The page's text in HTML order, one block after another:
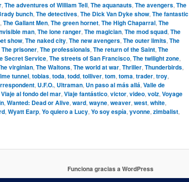
, The adventures of William Tell, The aquanauts, The avengers, The
bunch, The detectives, The Dick Van Dyke show, The fantastic
, The Gallant Men, The green hornet, The High Chaparral, The
man, The lone ranger, The magician, The mod squad, The
show, The naked city, The new avengers, The outer limits, The
The prisoner, The professionals, The return of the Saint, The
Secret Service, The streets of San Francisco, The twilight zone,
virginian, The Waltons, The world at war, Thriller, Thunderbirds,
tunnel, tobias, toda, todd, tolliver, tom, toma, trader, troy,
, U.F.O., Ultraman, Un paso al más allá, Valle de
Viaje al fondo del mar, Viaje fantástico, victor, video, volz, Voyage
, Wanted: Dead or Alive, ward, wayne, weaver, west, white,
, Wyatt Earp, Yo quiero a Lucy, Yo soy espía, yvonne, zimbalist,
Funciona gracias a WordPress